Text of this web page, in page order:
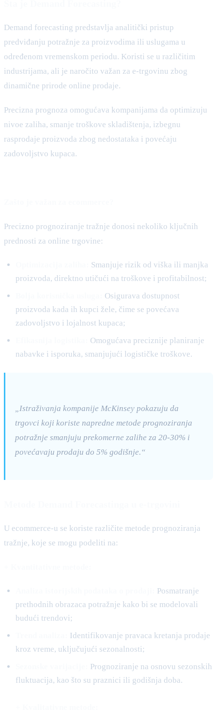
Demand forecasting predstavlja analitički pristup
predviđanju potražnje za proizvodima ili uslugama u
određenom vremenskom periodu. Koristi se u različitim
industrijama, ali je naročito važan za e-trgovinu zbog
dinamične prirode online prodaje.
Precizna prognoza omogućava kompanijama da optimizuju
nivoe zaliha, smanje troškove skladištenja, izbegnu
rasprodaje proizvoda zbog nedostataka i povećaju
zadovoljstvo kupaca.
Precizno prognoziranje tražnje donosi nekoliko ključnih
prednosti za online trgovine:
Smanjuje rizik od viška ili manjka
proizvoda, direktno utičući na troškove i profitabilnost;
Osigurava dostupnost
proizvoda kada ih kupci žele, čime se povećava
zadovoljstvo i lojalnost kupaca;
Omogućava preciznije planiranje
nabavke i isporuka, smanjujući logističke troškove.
„Istraživanja kompanije McKinsey pokazuju da
trgovci koji koriste napredne metode prognoziranja
potražnje smanjuju prekomerne zalihe za 20-30% i
povećavaju prodaju do 5% godišnje.“
U ecommerce-u se koriste različite metode prognoziranja
tražnje, koje se mogu podeliti na:
Posmatranje
prethodnih obrazaca potražnje kako bi se modelovali
budući trendovi;
Identifikovanje pravaca kretanja prodaje
kroz vreme, uključujući sezonalnosti;
Prognoziranje na osnovu sezonskih
fluktuacija, kao što su praznici ili godišnja doba.